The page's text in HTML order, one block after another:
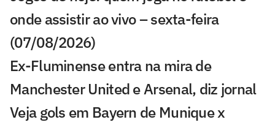
onde assistir ao vivo – sexta-feira
(07/08/2026)
Ex-Fluminense entra na mira de
Manchester United e Arsenal, diz jornal
Veja gols em Bayern de Munique x